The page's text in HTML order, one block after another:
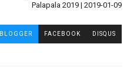
Palapala 2019 | 2019-01-09
BLOGGER FACEBOOK DISQUS